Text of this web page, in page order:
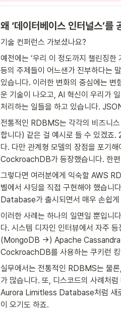
왜 ‘데이터베이스 인터널스’를
기술 컨퍼런스 가보셨나요?
예전에는 ‘우리 이 정도까지 챌린징
등의 주제들이 어느샌가 진부하다는
있습니다. 이러한 변화의 중심에는 변
운 기술이 나오고, AI 혁신이 우리가
처리하는 일들을 하고 있습니다.
전통적인 RDBMS는 각각의 비즈니
합니다) 같은 걸 예시로 들 수 있겠죠
다. 다만 관계형 모델의 장점을 포기
CockroachDB가 등장했습니다. 한
그렇다면 여러분에게 익숙할 AWS
벨에서 샤딩을 직접 구현해야 했습
Database가 출시되면서 매우 손쉽
이러한 사례는 하나의 일면일 뿐입니
다. 시스템 디자인 인터뷰에서 자주
(MongoDB →) Apache Cassandra
CockroachDB를 사용하는 쿠키런
실무에서는 전통적인 RDBMS는 물
가 많습니다. 또, 디스코드의 사례처
Aurora Limitless Database처럼 새
이 오기도 하죠.